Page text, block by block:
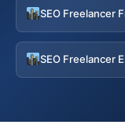
SEO Freelancer
SEO Freelancer